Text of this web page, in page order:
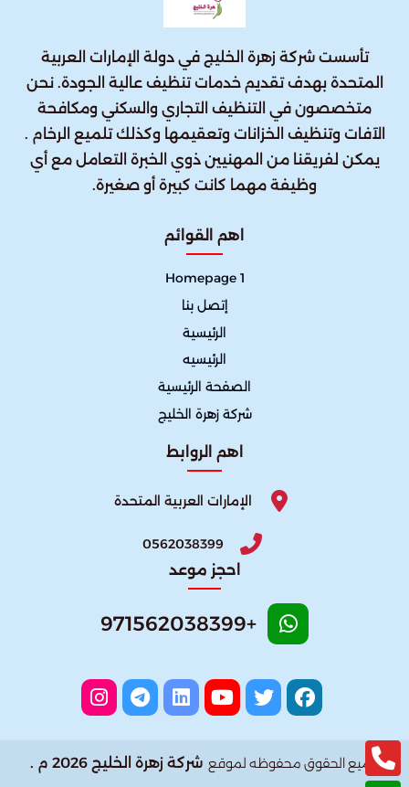
تأسست شركة زهرة الخليج في دولة الإمارات العربية
المتحدة بهدف تقديم خدمات تنظيف عالية الجودة. نحن
متخصصون في التنظيف التجاري والسكني ومكافحة
الآفات وتنظيف الخزانات وتعقيمها وكذلك تلميع الرخام .
يمكن لفريقنا من المهنيين ذوي الخبرة التعامل مع أي
وظيفة مهما كانت كبيرة أو صغيرة.
اهم القوائم
Homepage 1
إتصل بنا
الرئيسية
الرئيسيه
الصفحة الرئيسية
شركة زهرة الخليج
اهم الروابط
الإمارات العربية المتحدة
0562038399
احجز موعد
+971562038399
جميع الحقوق محفوظه لموقع شركة زهرة الخليج 2026 م .